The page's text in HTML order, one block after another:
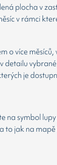
plocha v
v rámci
o více
detailu
je
na symbol
to jak na